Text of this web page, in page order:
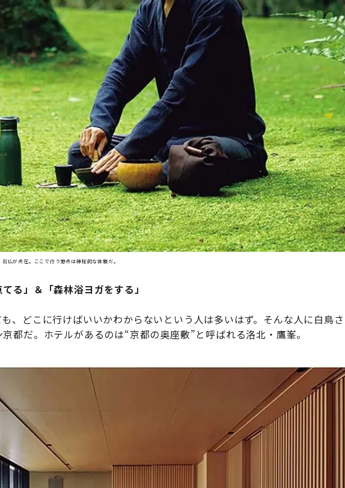
仏が点在。ここで行う野点は神秘的な体験だ。
る」＆「森林浴ヨガをする」
、どこに行けばいいかわからないという人は多いはず。そんな人に白鳥さ
都だ。ホテルがあるのは“京都の奥座敷”と呼ばれる洛北・鷹峯。